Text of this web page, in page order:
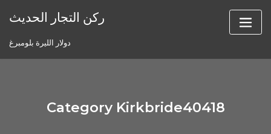
ركن التجار الحديث
دولار الليرة بلومبرغ
Category Kirkbride40418